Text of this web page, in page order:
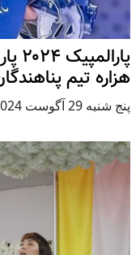
هزاره تیم
پنج شنبه 29 آگوست 2024